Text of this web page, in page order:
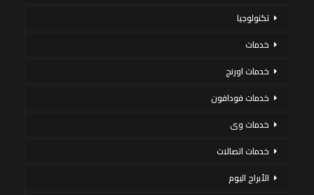
تكنولوجيا
خدمات
خدمات اورنج
خدمات فودافون
خدمات وى
خدمات اتصالات
الأبراج اليوم